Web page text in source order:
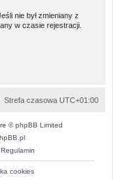
nie był zmieniany z
w czasie rejestracji.
Strefa czasowa UTC+01:00
© phpBB Limited
Regulamin
cookies